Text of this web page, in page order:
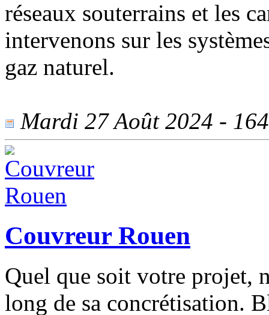
réseaux souterrains et les
intervenons sur les
gaz naturel.
Mardi 27 Août 2024 -
Couvreur Rouen
Quel que soit votre projet,
long de sa concrétisation.